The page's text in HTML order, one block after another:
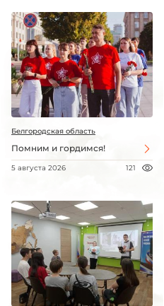
Белгородская область
Помним и гордимся!
5 августа 2026 121